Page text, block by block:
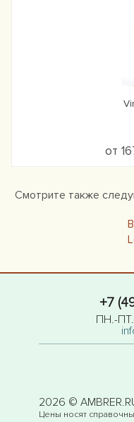
от
Смотрите также
+7
ПН.-
2026 ©
Цены носят